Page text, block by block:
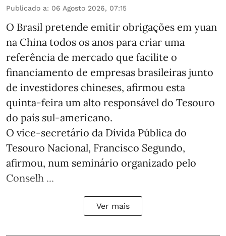
Publicado a: 06 Agosto 2026, 07:15
O Brasil pretende emitir obrigações em yuan
na China todos os anos para criar uma
referência de mercado que facilite o
financiamento de empresas brasileiras junto
de investidores chineses, afirmou esta
quinta-feira um alto responsável do Tesouro
do país sul-americano.
O vice-secretário da Dívida Pública do
Tesouro Nacional, Francisco Segundo,
afirmou, num seminário organizado pelo
Conselh ...
Ver mais